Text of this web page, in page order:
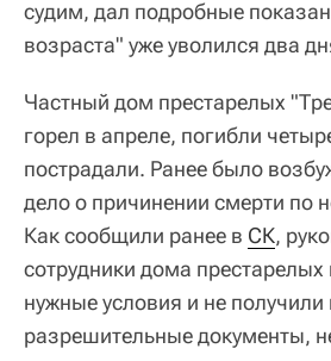
судим, дал подробные
возраста" уже уволился два
Частный дом престарелых
горел в апреле, погибли
пострадали. Ранее было
дело о причинении смерти по
Как сообщили ранее в СК,
сотрудники дома престарелых
нужные условия и не
разрешительные документы,